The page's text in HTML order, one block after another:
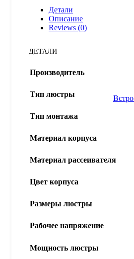
Детали
Описание
Reviews (0)
ДЕТАЛИ
Производитель
Тип люстры
Тип монтажа
Материал корпуса
Материал рассеивателя
Цвет корпуса
Размеры люстры
Рабочее напряжение
Мощность люстры